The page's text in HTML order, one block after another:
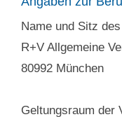
Name und Sitz
R+V Allgemeine
80992 München
Geltungsraum der